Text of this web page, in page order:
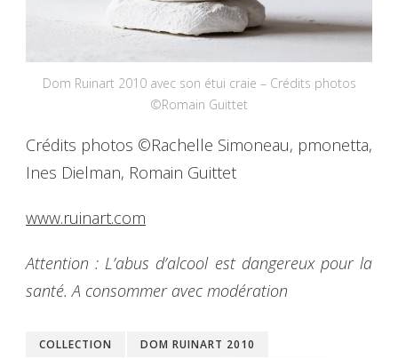
Dom Ruinart 2010 avec son étui craie – Crédits photos
©Romain Guittet
Crédits photos ©Rachelle Simoneau, pmonetta,
Ines Dielman, Romain Guittet
www.ruinart.com
Attention : L’abus d’alcool est dangereux pour la
santé. A consommer avec modération
COLLECTION
DOM RUINART 2010